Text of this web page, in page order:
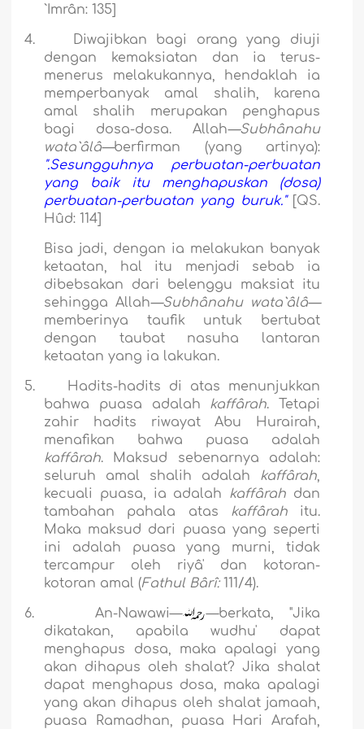
`Imrân: 135]
4.
Diwajibkan bagi orang yang diuji
dengan kemaksiatan dan ia terus-
menerus melakukannya, hendaklah ia
memperbanyak amal shalih, karena
amal shalih merupakan penghapus
bagi dosa-dosa. Allah—Subhânahu
wata`âlâ—berfirman (yang artinya):
".Sesungguhnya perbuatan-perbuatan
yang baik itu menghapuskan (dosa)
perbuatan-perbuatan yang buruk."[QS.
Hûd: 114]
Bisa jadi, dengan ia melakukan banyak
ketaatan, hal itu menjadi sebab ia
dibebsakan dari belenggu maksiat itu
sehingga Allah—Subhânahu wata`âlâ—
memberinya taufik untuk bertubat
dengan taubat nasuha lantaran
ketaatan yang ia lakukan.
5.
Hadits-hadits di atas menunjukkan
bahwa puasa adalah kaffârah. Tetapi
zahir hadits riwayat Abu Hurairah,
menafikan bahwa puasa adalah
kaffârah. Maksud sebenarnya adalah:
seluruh amal shalih adalah kaffârah,
kecuali puasa, ia adalah kaffârah dan
tambahan pahala atas kaffârahitu.
Maka maksud dari puasa yang seperti
ini adalah puasa yang murni, tidak
tercampur oleh riyâ' dan kotoran-
kotoran amal (Fathul Bârî:111/4).
6. An-Nawawi—
—berkata, "Jika
dikatakan, apabila wudhu' dapat
menghapus dosa, maka apalagi yang
akan dihapus oleh shalat? Jika shalat
dapat menghapus dosa, maka apalagi
yang akan dihapus oleh shalat jamaah,
puasa Ramadhan, puasa Hari Arafah,